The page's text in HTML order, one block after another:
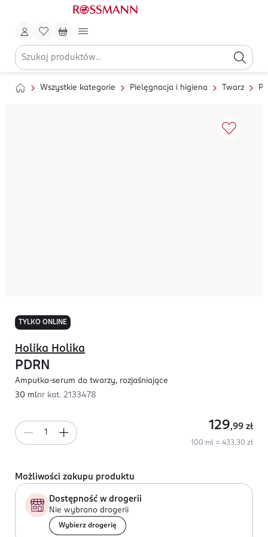
Wszystkie kategorie Pielęgnacja i higiena Twarz
TYLKO ONLINE
Holika Holika
PDRN
Ampułka-serum do twarzy, rozjaśniające
30 mlnr kat. 2133478
129,99 zł
100 ml = 433,30 zł
Możliwości zakupu produktu
Dostępność w drogerii
Nie wybrano drogerii
Wybierz drogerię